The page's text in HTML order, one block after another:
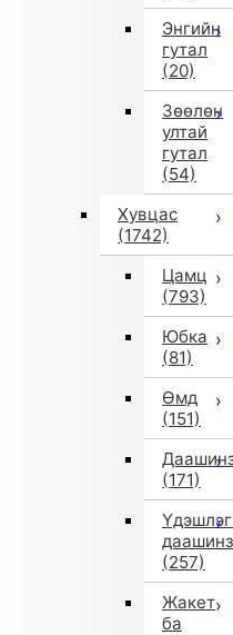
Энгийн
гутал
(20)
Зөөлөн
ултай
гутал
(54)
Хувцас
(1742)
Цамц
(793)
Юбка
(81)
Өмд
(151)
(171)
даашинз
(257)
Жакет
ба